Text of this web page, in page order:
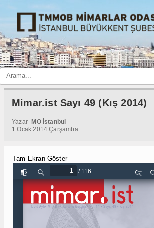
Mimar.ist Sayı 49 (Kış 2014)
Yazar- MO İstanbul
1 Ocak 2014 Çarşamba
Tam Ekran Göster